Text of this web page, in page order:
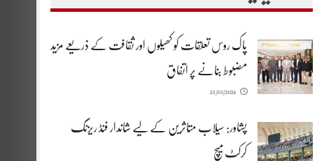
پاک روس تعلقات کو کھیلوں اور ثقافت کے ذریعے مزید
مضبوط بنانے پر اتفاق
23/05/2026
پشاور: سیلاب متاثرین کے لیے شاندار فنڈ ریزنگ
کرکٹ میچ